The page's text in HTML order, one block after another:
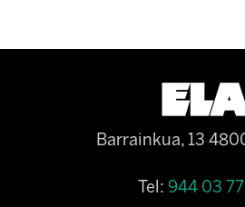
Barrainkua, 13
Tel: 944 03